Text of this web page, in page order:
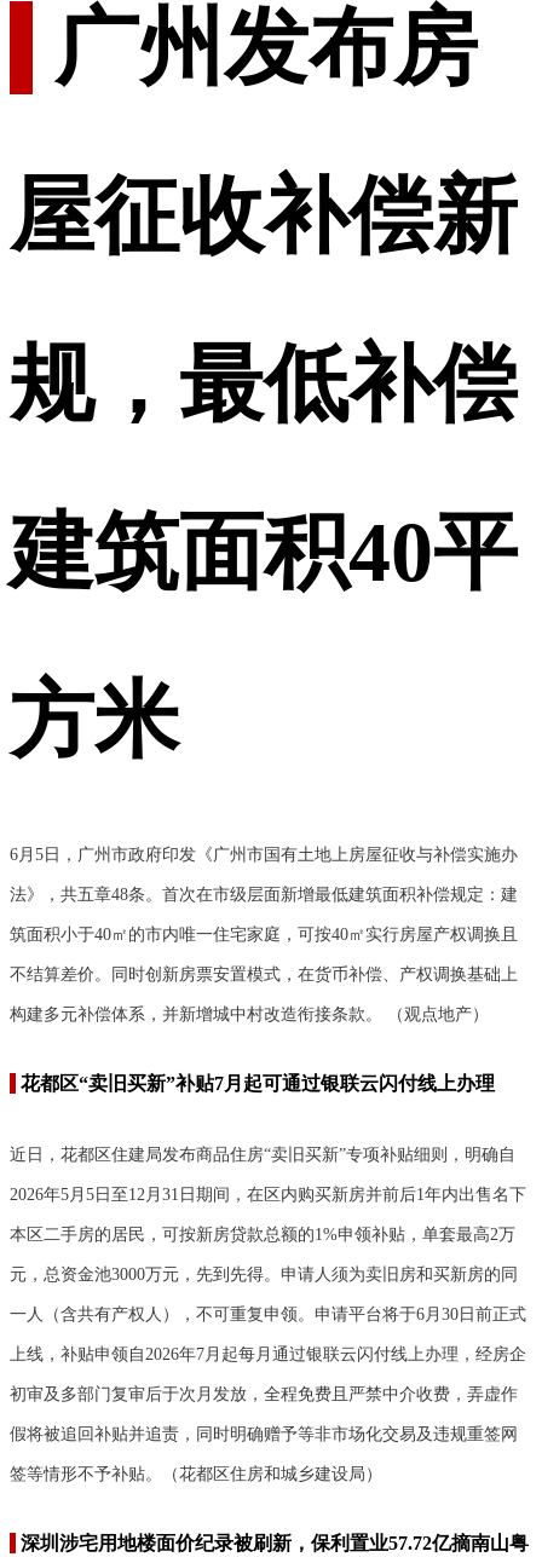
广州发布房
屋征收补偿新
规，最低补偿
建筑面积40平
方米
6月5日，广州市政府印发《广州市国有土地上房屋征收与补偿实施办
法》，共五章48条。首次在市级层面新增最低建筑面积补偿规定：建
筑面积小于40㎡的市内唯一住宅家庭，可按40㎡实行房屋产权调换且
不结算差价。同时创新房票安置模式，在货币补偿、产权调换基础上
构建多元补偿体系，并新增城中村改造衔接条款。 （观点地产）
花都区“卖旧买新”补贴7月起可通过银联云闪付线上办理
近日，花都区住建局发布商品住房“卖旧买新”专项补贴细则，明确自
2026年5月5日至12月31日期间，在区内购买新房并前后1年内出售名下
本区二手房的居民，可按新房贷款总额的1%申领补贴，单套最高2万
元，总资金池3000万元，先到先得。申请人须为卖旧房和买新房的同
一人（含共有产权人），不可重复申领。申请平台将于6月30日前正式
上线，补贴申领自2026年7月起每月通过银联云闪付线上办理，经房企
初审及多部门复审后于次月发放，全程免费且严禁中介收费，弄虚作
假将被追回补贴并追责，同时明确赠予等非市场化交易及违规重签网
签等情形不予补贴。（花都区住房和城乡建设局）
深圳涉宅用地楼面价纪录被刷新，保利置业57.72亿摘南山粤